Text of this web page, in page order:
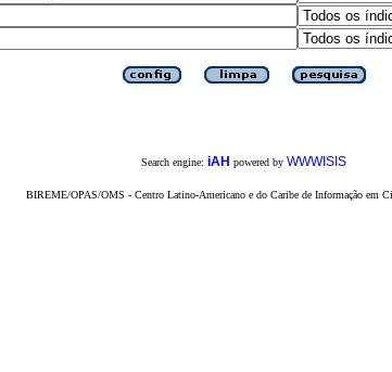
Search engine: iAH powered by WWWISIS
BIREME/OPAS/OMS - Centro Latino-Americano e do Caribe de Informação em